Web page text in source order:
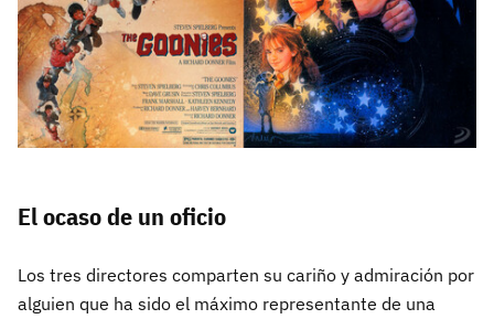
El ocaso de un oficio
Los tres directores comparten su cariño y admiración por
alguien que ha sido el máximo representante de una